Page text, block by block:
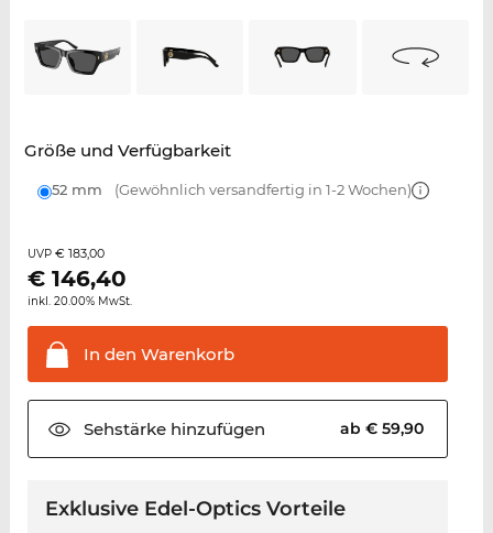
Größe und Verfügbarkeit
52 mm (Gewöhnlich versandfertig in 1-2 Wochen)
UVP € 183,00
€ 146,40
inkl. 20.00% MwSt.
In den Warenkorb
Sehstärkehinzufügen ab € 59,90
Exklusive Edel-Optics Vorteile